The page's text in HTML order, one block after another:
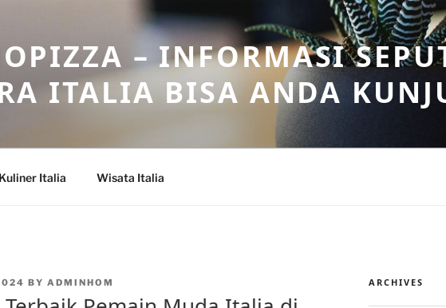
– INFORMASI
ITALIA BISA ANDA
Kuliner Italia Wisata Italia
BY ADMINHOM ARCHIVES